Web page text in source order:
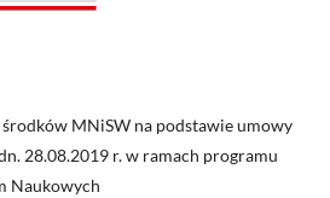
MNiSW na podstawie umowy
28.08.2019 r. w ramach programu
Naukowych